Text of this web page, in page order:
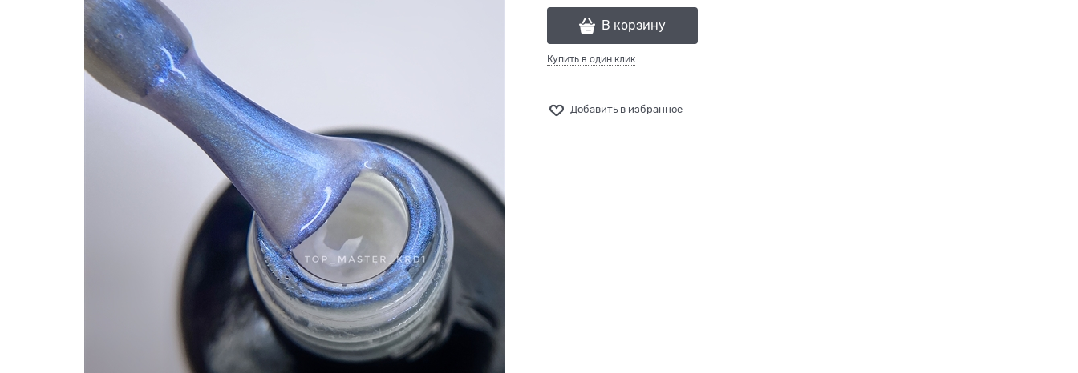
В корзину
Купить в один клик
Добавить в избранное